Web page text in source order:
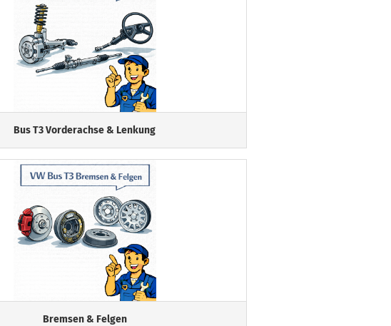
Bus T3 Vorderachse & Lenkung
Bremsen & Felgen